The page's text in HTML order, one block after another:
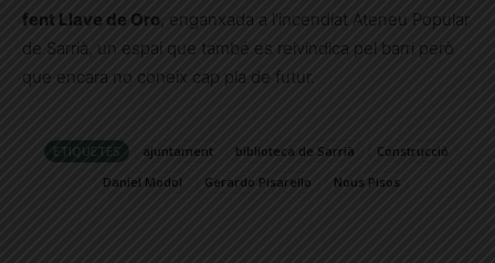
fent Llave de Oro , enganxada a l’incendiat Ateneu Popular
de Sarrià, un espai que també es reivindica pel barri però
que encara no coneix cap pla de futur.
ETIQUETES ajuntament biblioteca de Sarrià
Construcció
Daniel Modol
Gerardo Pisarello Nous Pisos